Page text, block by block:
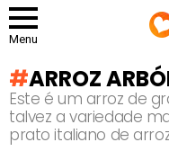
Menu
ARROZ
Este é um arroz de
talvez a variedade
prato italiano de